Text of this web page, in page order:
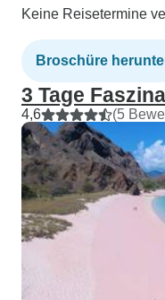
Keine Reisetermine
Broschüre
3 Tage
4,6 (5